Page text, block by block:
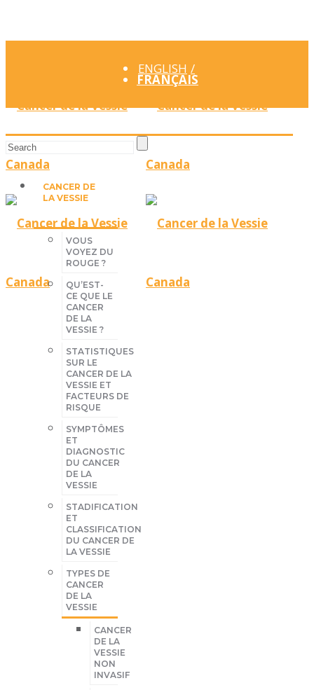
ENGLISH
FRANÇAIS
CANCER DE
LA VESSIE
VOUS
VOYEZ DU
ROUGE ?
QU’EST-
CE QUE LE
CANCER
DE LA
VESSIE ?
STATISTIQUES
SUR LE
CANCER DE LA
VESSIE ET
FACTEURS DE
RISQUE
SYMPTÔMES
ET
DIAGNOSTIC
DU CANCER
DE LA
VESSIE
STADIFICATION
ET
CLASSIFICATION
DU CANCER DE
LA VESSIE
TYPES DE
CANCER
DE LA
VESSIE
CANCER
DE LA
VESSIE
NON
INVASIF